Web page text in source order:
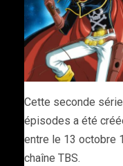
Cette seconde
épisodes a été
entre le 13 octobre
chaîne TBS.